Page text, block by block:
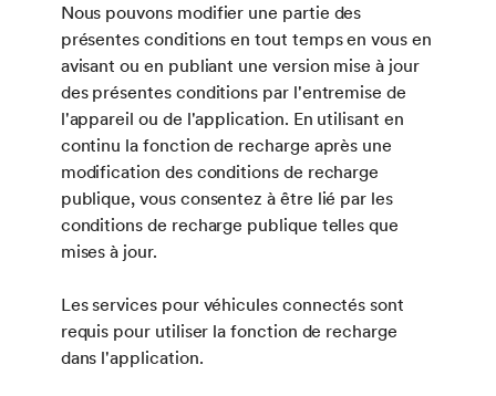
Nous pouvons modifier une partie des
présentes conditions en tout temps en vous en
avisant ou en publiant une version mise à jour
des présentes conditions par l'entremise de
l'appareil ou de l'application. En utilisant en
continu la fonction de recharge après une
modification des conditions de recharge
publique, vous consentez à être lié par les
conditions de recharge publique telles que
mises à jour.
Les services pour véhicules connectés sont
requis pour utiliser la fonction de recharge
dans l'application.